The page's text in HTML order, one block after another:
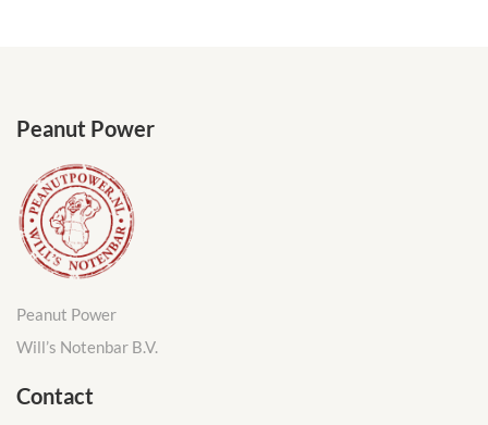
Peanut Power
Peanut Power
Will’s Notenbar B.V.
Contact